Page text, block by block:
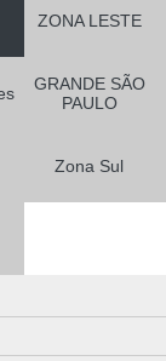
ZONA LESTE
GRANDE SÃO
PAULO
Zona Sul